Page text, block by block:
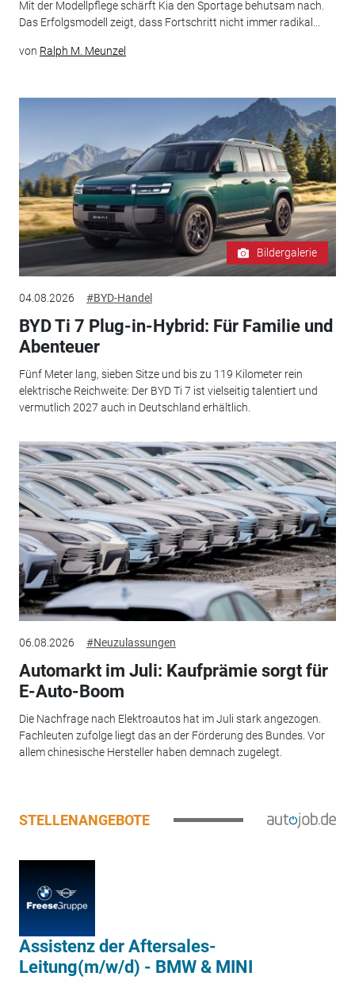
Mit der Modellpflege schärft Kia den Sportage behutsam nach.
Das Erfolgsmodell zeigt, dass Fortschritt nicht immer radikal...
von Ralph M. Meunzel
Bildergalerie
04.08.2026 #BYD-Handel
BYD Ti 7 Plug-in-Hybrid: Für Familie und
Abenteuer
Fünf Meter lang, sieben Sitze und bis zu 119 Kilometer rein
elektrische Reichweite: Der BYD Ti 7 ist vielseitig talentiert und
vermutlich 2027 auch in Deutschland erhältlich.
06.08.2026 #Neuzulassungen
Automarkt im Juli: Kaufprämie sorgt für
E-Auto-Boom
Die Nachfrage nach Elektroautos hat im Juli stark angezogen.
Fachleuten zufolge liegt das an der Förderung des Bundes. Vor
allem chinesische Hersteller haben demnach zugelegt.
STELLENANGEBOTE
Assistenz der Aftersales-
Leitung(m/w/d) - BMW & MINI